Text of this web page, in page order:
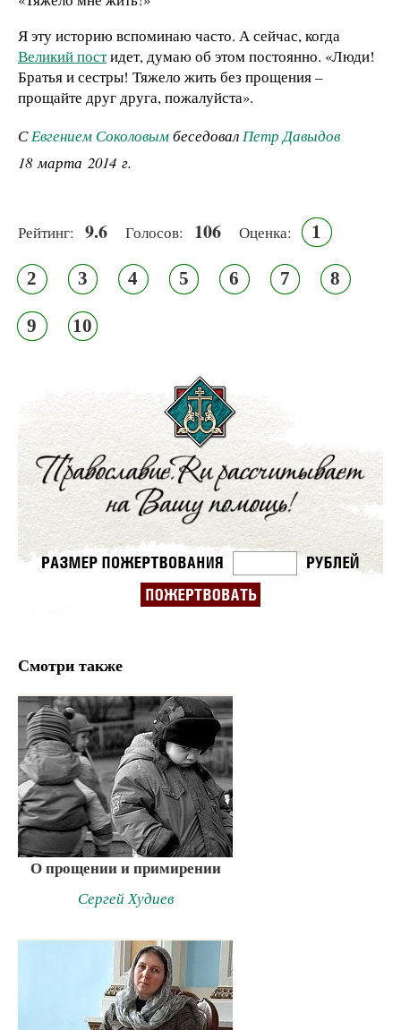
Я эту историю вспоминаю часто. А сейчас, когда
Великий постидет, думаю об этом постоянно. «Люди!
Братья и сестры! Тяжело жить без прощения –
прощайте друг друга, пожалуйста».
СЕвгением СоколовымбеседовалПетр Давыдов
18 марта 2014 г.
Рейтинг: 9.6 Голосов: 106 Оценка: 1
2 3 4 5 6 7 8
9 10
Смотри также
О прощении и примирении
Сергей Худиев